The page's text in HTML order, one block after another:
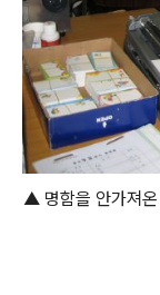
▲ 명함을 안가져온